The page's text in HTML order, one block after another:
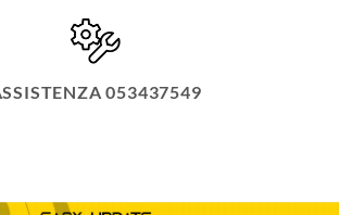
053437549